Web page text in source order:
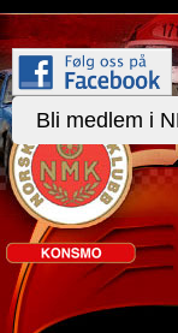
Bli medlem i